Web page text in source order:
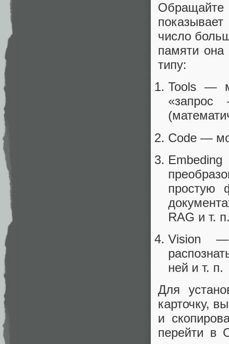
число
памяти
типу:
Tools —
«запрос
Code —
простую
RAG и т.
Vision —
ней и т. п.
Для
карточку,
и
перейти в